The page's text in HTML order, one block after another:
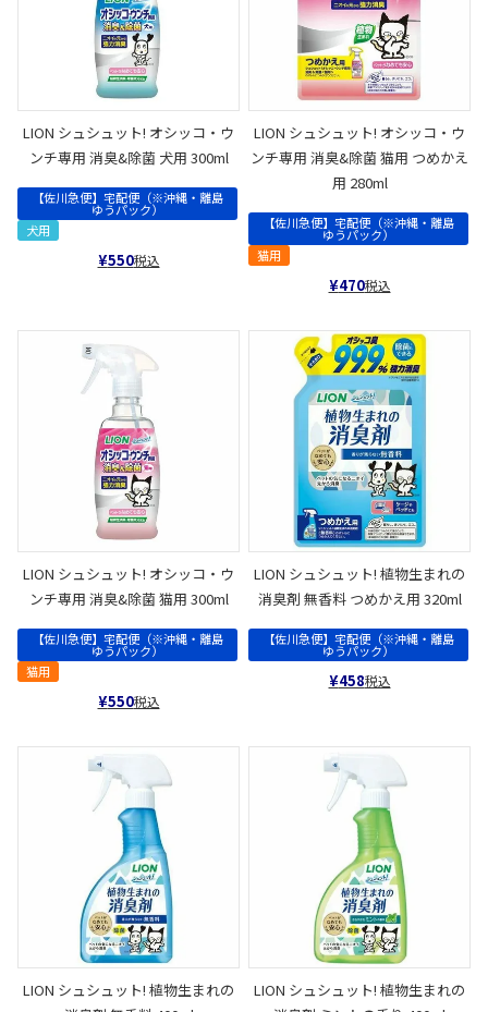
LION シュシュット! オシッコ・ウ
ンチ専用 消臭&除菌 犬用 300ml
【佐川急便】宅配便（※沖縄・離島
ゆうパック）
犬用
¥550税込
LION シュシュット! オシッコ・ウ
ンチ専用 消臭&除菌 猫用 つめかえ
用 280ml
【佐川急便】宅配便（※沖縄・離島
ゆうパック）
猫用
¥470税込
LION シュシュット! オシッコ・ウ
ンチ専用 消臭&除菌 猫用 300ml
【佐川急便】宅配便（※沖縄・離島
ゆうパック）
猫用
¥550税込
LION シュシュット! 植物生まれの
消臭剤 無香料 つめかえ用 320ml
【佐川急便】宅配便（※沖縄・離島
ゆうパック）
¥458税込
LION シュシュット! 植物生まれの
LION シュシュット! 植物生まれの